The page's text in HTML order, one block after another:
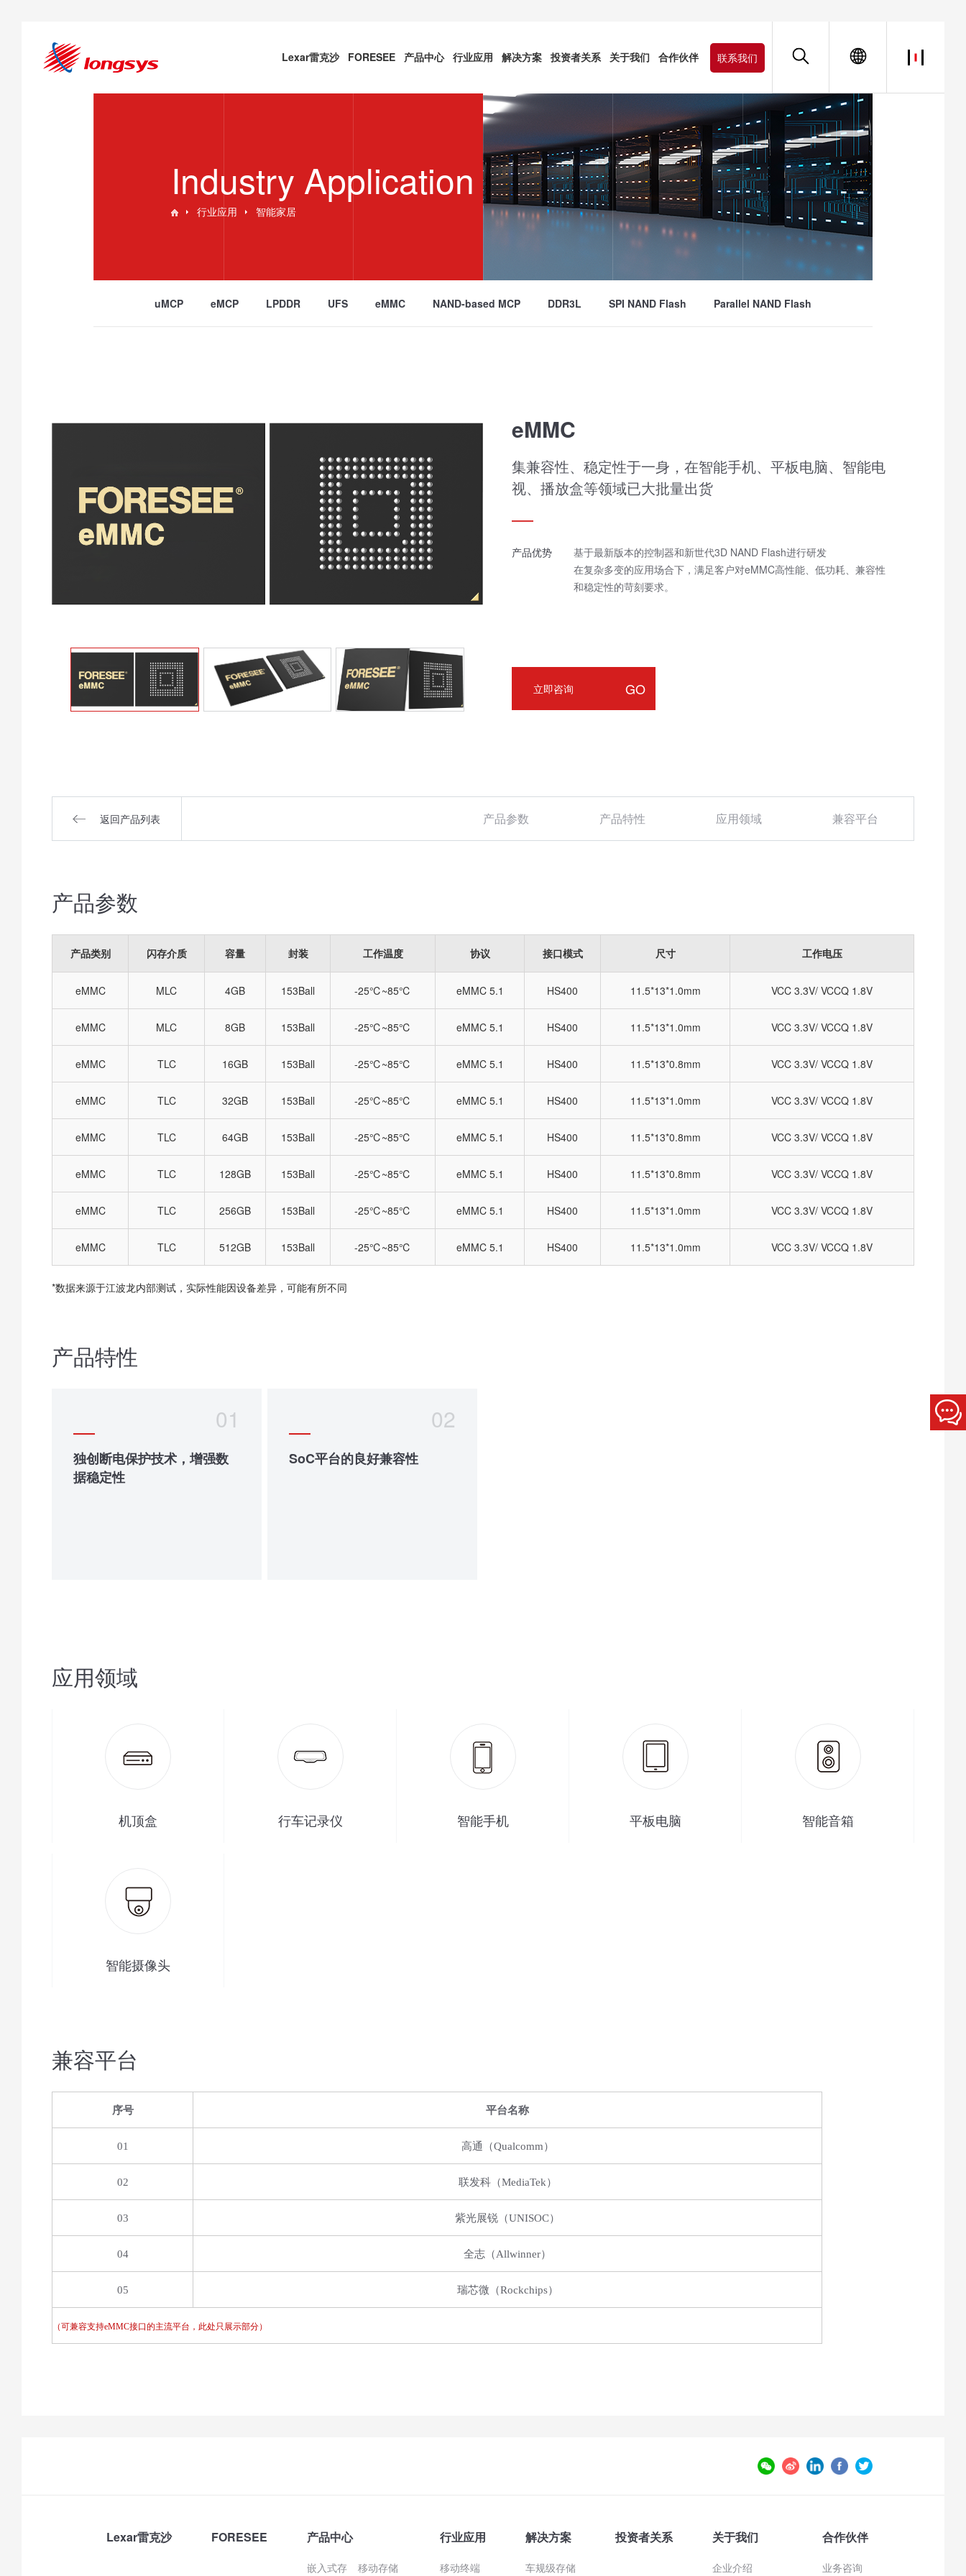
Lexar雷克沙 FORESEE 产品中心 行业应用 解决方案 投资者关系 关于我们 合作伙伴 联系我们
Industry Application
行业应用 智能家居
uMCP eMCP LPDDR UFS eMMC NAND-based MCP DDR3L SPI NAND Flash Parallel NAND Flash
eMMC
集兼容性、稳定性于一身，在智能手机、平板电脑、智能电
视、播放盒等领域已大批量出货
产品优势
基于最新版本的控制器和新世代3D NAND Flash进行研发
在复杂多变的应用场合下，满足客户对eMMC高性能、低功耗、兼容性
和稳定性的苛刻要求。
立即咨询 GO
返回产品列表 产品参数 产品特性 应用领域 兼容平台
产品参数
产品类别 闪存介质 容量 封装 工作温度 协议 接口模式 尺寸 工作电压
eMMC MLC 4GB 153Ball -25℃~85℃ eMMC 5.1 HS400 11.5*13*1.0mm VCC 3.3V/ VCCQ 1.8V
eMMC MLC 8GB 153Ball -25℃~85℃ eMMC 5.1 HS400 11.5*13*1.0mm VCC 3.3V/ VCCQ 1.8V
eMMC TLC 16GB 153Ball -25℃~85℃ eMMC 5.1 HS400 11.5*13*0.8mm VCC 3.3V/ VCCQ 1.8V
eMMC TLC 32GB 153Ball -25℃~85℃ eMMC 5.1 HS400 11.5*13*1.0mm VCC 3.3V/ VCCQ 1.8V
eMMC TLC 64GB 153Ball -25℃~85℃ eMMC 5.1 HS400 11.5*13*0.8mm VCC 3.3V/ VCCQ 1.8V
eMMC TLC 128GB 153Ball -25℃~85℃ eMMC 5.1 HS400 11.5*13*0.8mm VCC 3.3V/ VCCQ 1.8V
eMMC TLC 256GB 153Ball -25℃~85℃ eMMC 5.1 HS400 11.5*13*1.0mm VCC 3.3V/ VCCQ 1.8V
eMMC TLC 512GB 153Ball -25℃~85℃ eMMC 5.1 HS400 11.5*13*1.0mm VCC 3.3V/ VCCQ 1.8V
*数据来源于江波龙内部测试，实际性能因设备差异，可能有所不同
产品特性
01
独创断电保护技术，增强数
据稳定性
02
SoC平台的良好兼容性
应用领域
机顶盒 行车记录仪 智能手机 平板电脑 智能音箱
智能摄像头
兼容平台
序号 平台名称
01 高通（Qualcomm）
02 联发科（MediaTek）
03 紫光展锐（UNISOC）
04 全志（Allwinner）
05 瑞芯微（Rockchips）
（可兼容支持eMMC接口的主流平台，此处只展示部分）
Lexar雷克沙 FORESEE 产品中心
嵌入式存 移动存储
行业应用
移动终端
解决方案
车规级存储
投资者关系 关于我们
企业介绍
合作伙伴
业务咨询